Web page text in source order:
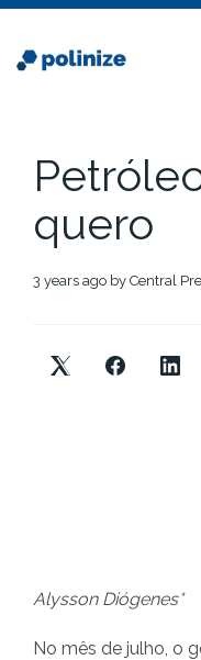
quero
3 years ago by Central
Alysson Diógenes*
No mês de julho, o